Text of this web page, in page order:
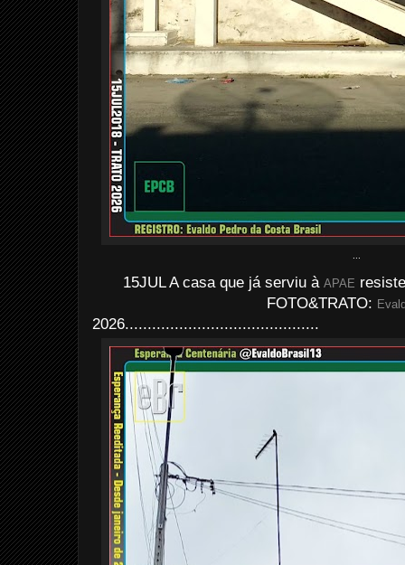
15JUL A casa que já serviu àAPAE
FOTO&TRATO:
2026...........................................